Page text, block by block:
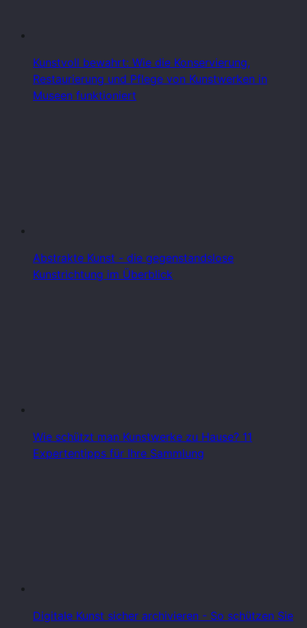
Kunstvoll bewahrt: Wie die Konservierung,
Restaurierung und Pflege von Kunstwerken in
Museen funktioniert
Abstrakte Kunst - die gegenstandslose
Kunstrichtung im Überblick
Wie schützt man Kunstwerke zu Hause? 11
Expertentipps für Ihre Sammlung
Digitale Kunst sicher archivieren - So schützen Sie